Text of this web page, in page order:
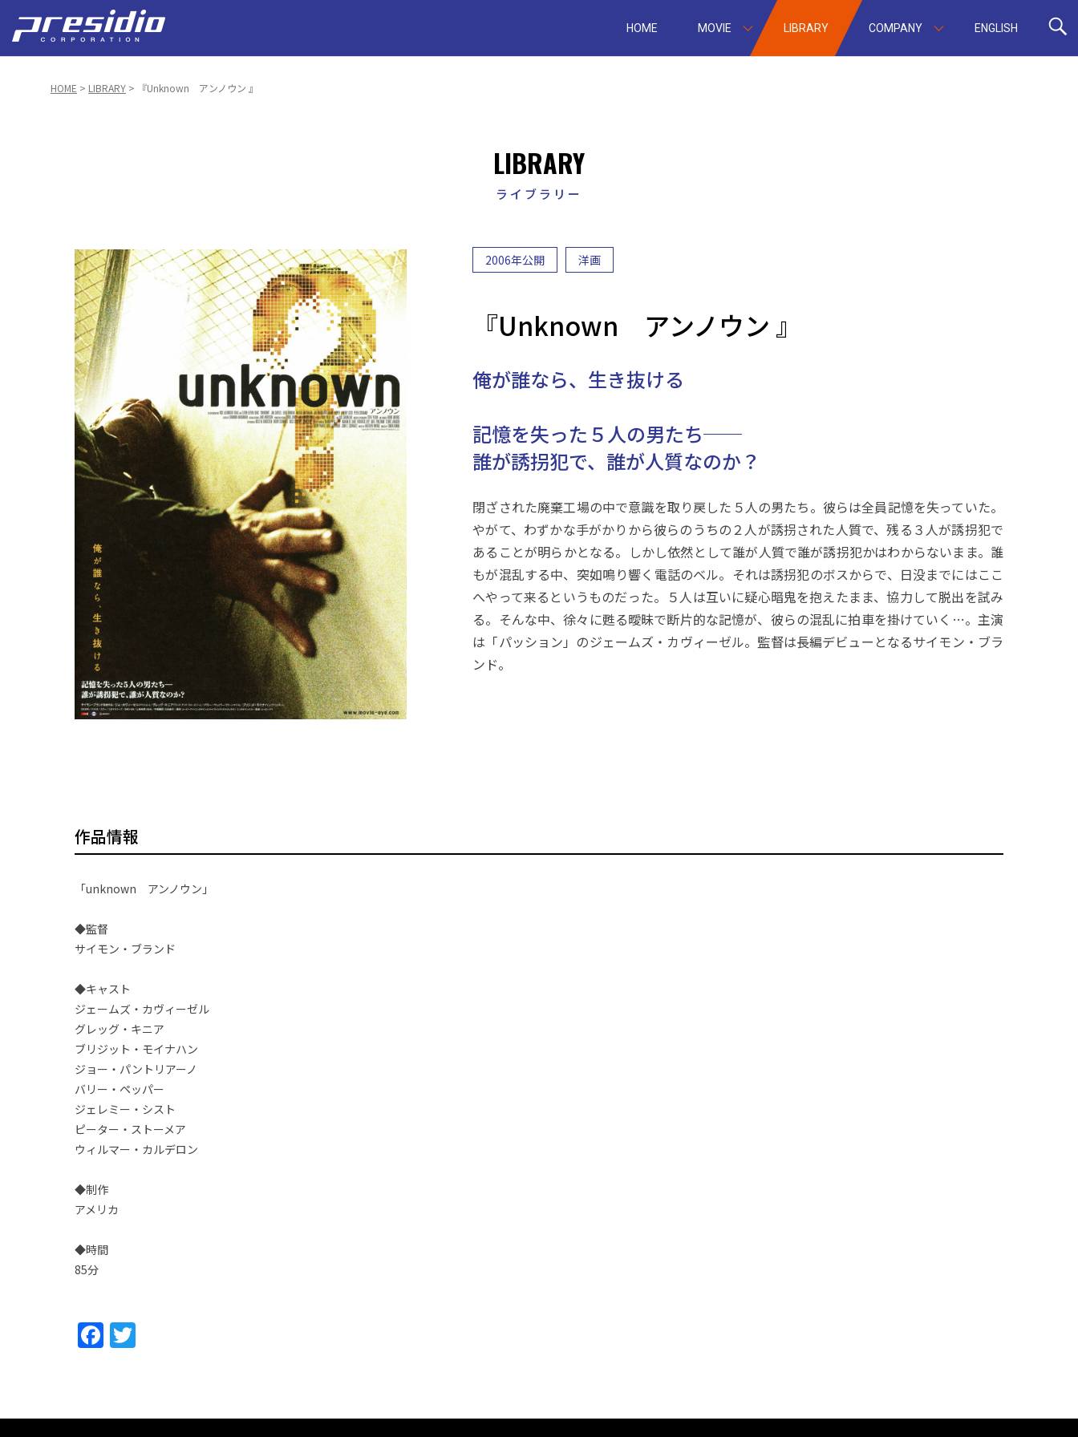
to
HOME MOVIE LIBRARY COMPANY ENGLISH
HOME > LIBRARY > 『Unknown アンノウン 』
LIBRARY
ライブラリー
2006年公開 洋画
『Unknown アンノウン 』
俺が誰なら、生き抜ける
記憶を失った５人の男たち──
誰が誘拐犯で、誰が人質なのか？
閉ざされた廃棄工場の中で意識を取り戻した５人の男たち。彼らは全員記憶を失っていた。
やがて、わずかな手がかりから彼らのうちの２人が誘拐された人質で、残る３人が誘拐犯で
あることが明らかとなる。しかし依然として誰が人質で誰が誘拐犯かはわからないまま。誰
もが混乱する中、突如鳴り響く電話のベル。それは誘拐犯のボスからで、日没までにはここ
へやって来るというものだった。５人は互いに疑心暗鬼を抱えたまま、協力して脱出を試み
る。そんな中、徐々に甦る曖昧で断片的な記憶が、彼らの混乱に拍車を掛けていく…。主演
は「パッション」のジェームズ・カヴィーゼル。監督は長編デビューとなるサイモン・ブラ
ンド。
作品情報
「unknown アンノウン」
◆監督
サイモン・ブランド
◆キャスト
ジェームズ・カヴィーゼル
グレッグ・キニア
ブリジット・モイナハン
ジョー・パントリアーノ
バリー・ペッパー
ジェレミー・シスト
ピーター・ストーメア
ウィルマー・カルデロン
◆制作
アメリカ
◆時間
85分
Facebook